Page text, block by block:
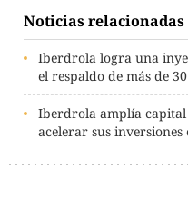
Noticias relacionadas
Iberdrola logra una
el respaldo de más de
Iberdrola amplía
acelerar sus inversiones